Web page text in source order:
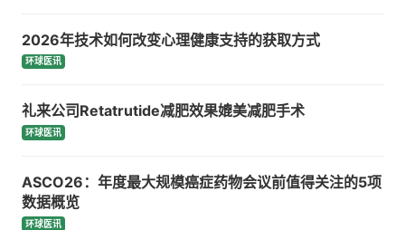
2026年技术如何改变心理健康支持的获取方式
环球医讯
礼来公司Retatrutide减肥效果媲美减肥手术
环球医讯
ASCO26：年度最大规模癌症药物会议前值得关注的5项
数据概览
环球医讯